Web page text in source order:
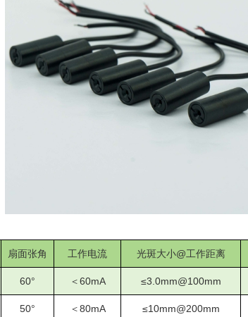
扇面张角 工作电流 光斑大小@工作距离
60° ＜60mA ≤3.0mm@100mm
50° ＜80mA ≤10mm@200mm